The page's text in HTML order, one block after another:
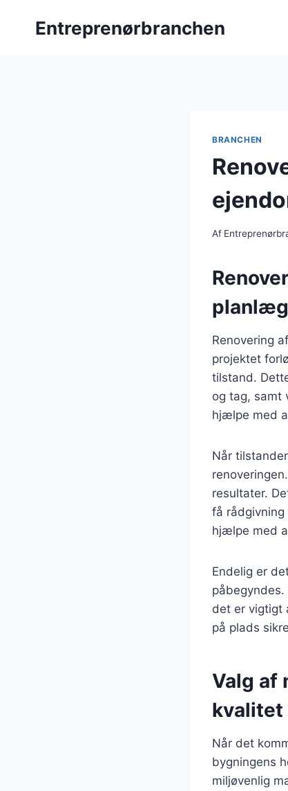
Entreprenørbranchen
BRANCHEN
Af
Renovering
projektet
tilstand.
og tag, samt
hjælpe med
Når
resultater.
få rådgivning
hjælpe med
Endelig er
det er vigtigt
på plads
Valg af
kvalitet
Når det
bygningens
miljøvenlig